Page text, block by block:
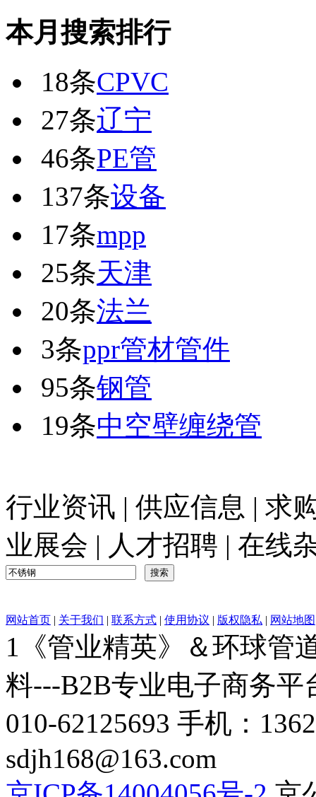
本月搜索排行
18条CPVC
27条辽宁
46条PE管
137条设备
17条mpp
25条天津
20条法兰
3条ppr管材管件
95条钢管
19条中空壁缠绕管
行业资讯 | 供应信息 | 求
业展会 | 人才招聘 | 在线
网站首页 | 关于我们 | 联系方式 | 使用协议 | 版权隐私 | 网站地图
1《管业精英》＆环球管
料---B2B专业电子商务平
010-62125693 手机：
sdjh168@163.com